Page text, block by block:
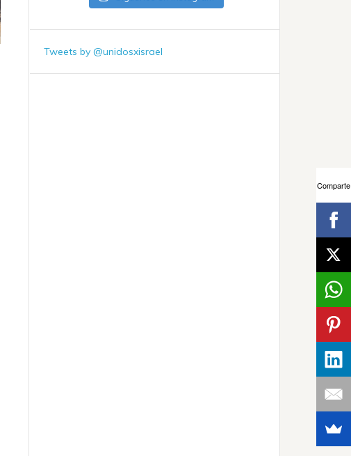
Tweets by @unidosxisrael
Comparte